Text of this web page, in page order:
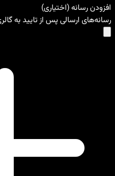
افزودن رسانه (اختیاری)
رسانه‌های ارسالی پس از تایید به